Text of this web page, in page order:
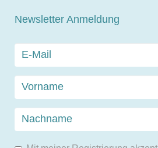
Newsletter Anmeldung